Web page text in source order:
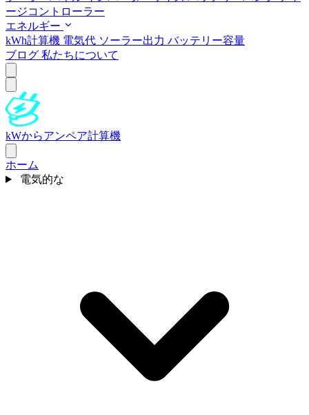
ージコントローラー
エネルギー
kWh計算機 電気代 ソーラー出力 バッテリー容量
ブログ 私たちについて
kWからアンペア計算機
ホーム
電気的な